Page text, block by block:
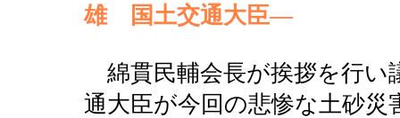
雄 国土交通大臣―
綿貫民輔会長が挨拶を行い
通大臣が今回の悲惨な土砂